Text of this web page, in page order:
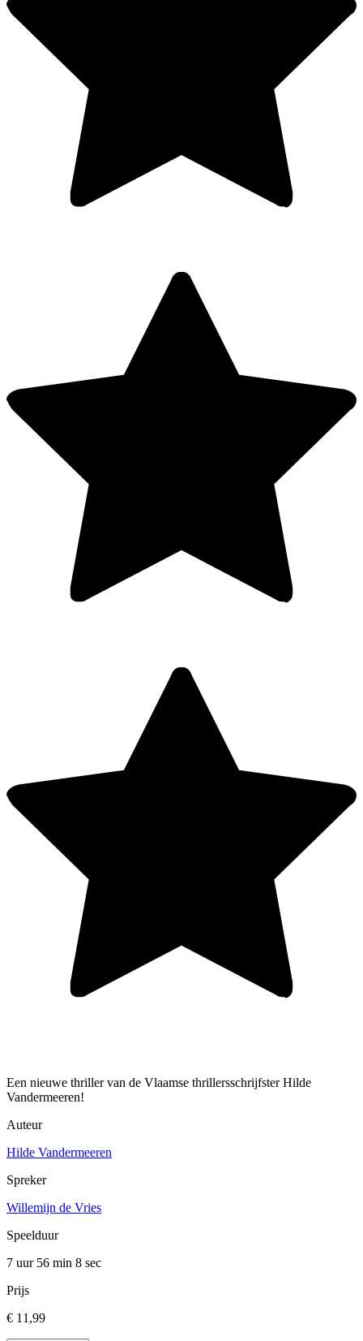
Een nieuwe thriller van de Vlaamse thrillersschrijfster Hilde
Vandermeeren!
Auteur
Hilde Vandermeeren
Spreker
Willemijn de Vries
Speelduur
7 uur 56 min 8 sec
Prijs
€ 11,99